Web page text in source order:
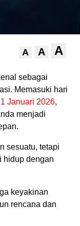
A A A
sebagai
Memasuki hari
1 Januari 2026,
menjadi
sesuatu, tetapi
hidup dengan
keyakinan
rencana dan